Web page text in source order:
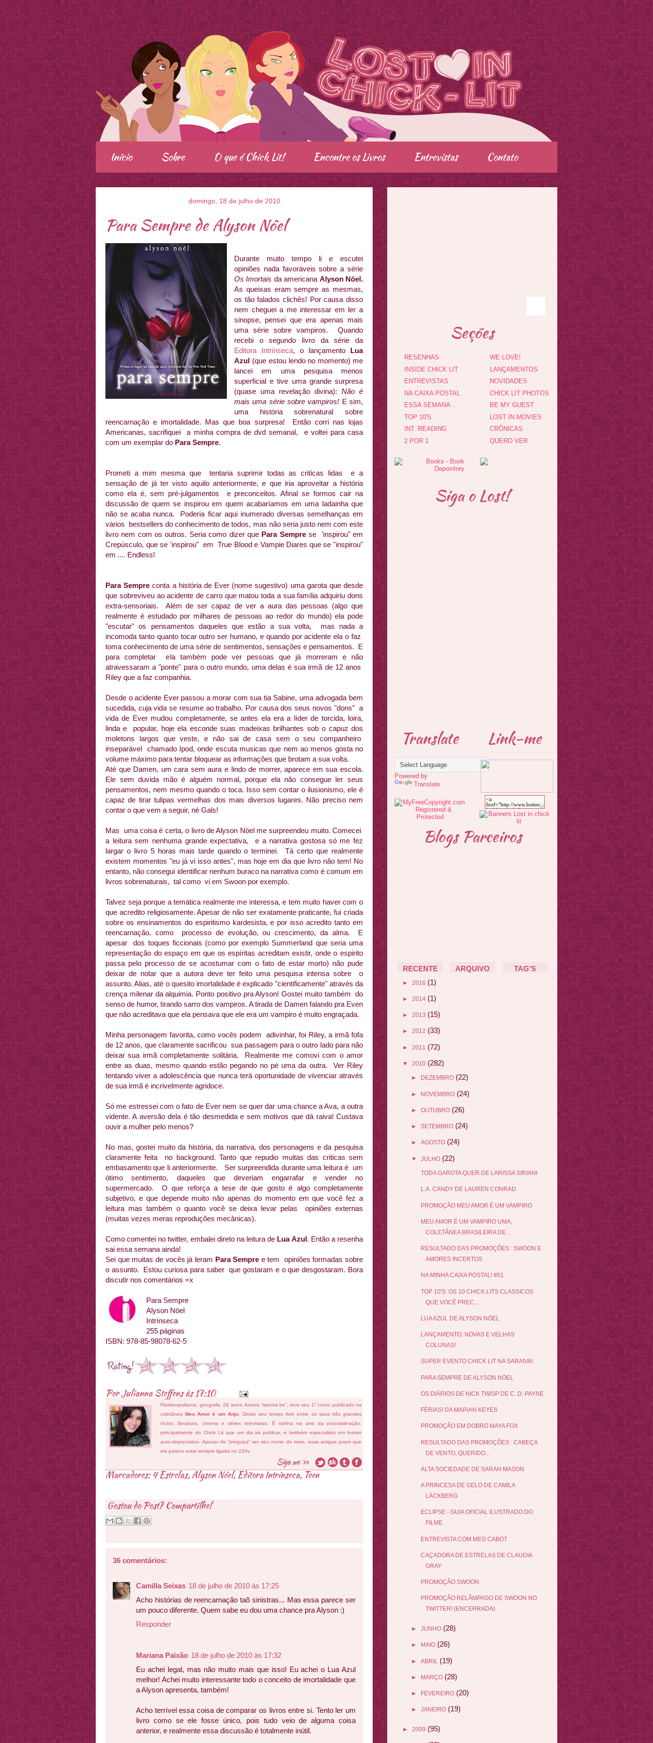
.
Início Sobre O que é Chick Lit! Encontre os Livros Entrevistas Contato
domingo, 18 de julho de 2010
Para Sempre de Alyson Nöel
Durante muito tempo li e escutei
opiniões nada favoráveis sobre a série
Os Imortais da americana Alyson Nöel.
As queixas eram sempre as mesmas,
os tão falados clichês! Por causa disso
nem cheguei a me interessar em ler a
sinopse, pensei que era apenas mais
uma série sobre vampiros. Quando
recebi o segundo livro da série da
Editora Intrínseca, o lançamento Lua
Azul (que estou lendo no momento) me
lancei em uma pesquisa menos
superficial e tive uma grande surpresa
(quase uma revelação divina): Não é
mais uma série sobre vampiros! E sim,
uma história sobrenatural sobre
reencarnação e imortalidade. Mas que boa surpresa! Então corri nas lojas
Americanas, sacrifiquei a minha compra de dvd semanal, e voltei para casa
com um exemplar do Para Sempre.
Prometi a mim mesma que tentaria suprimir todas as criticas lidas e a
sensação de já ter visto aquilo anteriormente, e que iria aproveitar a história
como ela é, sem pré-julgamentos e preconceitos. Afinal se formos cair na
discussão de quem se inspirou em quem acabaríamos em uma ladainha que
não se acaba nunca. Poderia ficar aqui inumerado diversas semelhanças em
vários bestsellers do conhecimento de todos, mas não seria justo nem com este
livro nem com os outros. Seria como dizer que Para Semprese 'inspirou" em
Crepúsculo, que se 'inspirou" em True Blood e Vampie Diares que se "inspirou"
em .... Endless!
Para Sempre conta a história de Ever (nome sugestivo) uma garota que desde
que sobreviveu ao acidente de carro que matou toda a sua família adquiriu dons
extra-sensoriais. Além de ser capaz de ver a aura das pessoas (algo que
realmente é estudado por milhares de pessoas ao redor do mundo) ela pode
"escutar" os pensamentos daqueles que estão a sua volta, mas nada a
incomoda tanto quanto tocar outro ser humano, e quando por acidente ela o faz
toma conhecimento de uma série de sentimentos, sensações e pensamentos. E
para completar ela também pode ver pessoas que já morreram e não
atravessaram a "ponte" para o outro mundo, uma delas é sua irmã de 12 anos
Riley que a faz companhia.
Desde o acidente Ever passou a morar com sua tia Sabine, uma advogada bem
sucedida, cuja vida se resume ao trabalho. Por causa dos seus novos "dons" a
vida de Ever mudou completamente, se antes ela era a líder de torcida, loira,
linda e popular, hoje ela esconde suas madeixas brilhantes sob o capuz dos
moletons largos que veste, e não sai de casa sem o seu companheiro
inseparável chamado Ipod, onde escuta musicas que nem ao menos gosta no
volume máximo para tentar bloquear as informações que brotam a sua volta.
Até que Damen, um cara sem aura e lindo de morrer, aparece em sua escola.
Ele sem duvida mão é alguém normal, porque ela não consegue ler seus
pensamentos, nem mesmo quando o toca. Isso sem contar o ilusionismo, ele é
capaz de tirar tulipas vermelhas dos mais diversos lugares. Não preciso nem
contar o que vem a seguir, né Gals!
Mas uma coisa é certa, o livro de Alyson Nöel me surpreendeu muito. Comecei
a leitura sem nenhuma grande expectativa, e a narrativa gostosa só me fez
largar o livro 5 horas mais tarde quando o terminei. Tá certo que realmente
existem momentos "eu já vi isso antes", mas hoje em dia que livro não tem! No
entanto, não consegui identificar nenhum buraco na narrativa como é comum em
livros sobrenaturais, tal como vi em Swoon por exemplo.
Talvez seja porque a temática realmente me interessa, e tem muito haver com o
que acredito religiosamente. Apesar de não ser exatamente praticante, fui criada
sobre os ensinamentos do espiritismo kardesista, e por isso acredito tanto em
reencarnação, como processo de evolução, ou crescimento, da alma. E
apesar dos toques ficcionais (como por exemplo Summerland que seria uma
representação do espaço em que os espíritas acreditam existir, onde o espirito
passa pelo processo de se acostumar com o fato de estar morto) não pude
deixar de notar que a autora deve ter feito uma pesquisa intensa sobre o
assunto. Alias, até o quesito imortalidade é explicado "cientificamente" através da
crença milenar da alquimia. Ponto positivo pra Alyson! Gostei muito também do
senso de humor, tirando sarro dos vampiros. A tirada de Damen falando pra Even
que não acreditava que ela pensava que ele era um vampiro é muito engraçada.
Minha personagem favorita, como vocês podem adivinhar, foi Riley, a irmã fofa
de 12 anos, que claramente sacrificou sua passagem para o outro lado para não
deixar sua irmã completamente solitária. Realmente me comovi com o amor
entre as duas, mesmo quando estão pegando no pé uma da outra. Ver Riley
tentando viver a adolescência que nunca terá oportunidade de vivenciar através
de sua irmã é incrivelmente agridoce.
Só me estressei com o fato de Ever nem se quer dar uma chance a Ava, a outra
vidente. A aversão dela é tão desmedida e sem motivos que dá raiva! Custava
ouvir a mulher pelo menos?
No mas, gostei muito da história, da narrativa, dos personagens e da pesquisa
claramente feita no background. Tanto que repudio muitas das criticas sem
embasamento que li anteriormente. Ser surpreendida durante uma leitura é um
ótimo sentimento, daqueles que deveriam engarrafar e vender no
supermercado. O que reforça a tese de que gosto é algo completamente
subjetivo, e que depende muito não apenas do momento em que você fez a
leitura mas também o quanto você se deixa levar pelas opiniões externas
(muitas vezes meras reproduções mecânicas).
Como comentei no twitter, embalei direto na leitura de Lua Azul. Então a resenha
sai essa semana ainda!
Sei que muitas de vocês já leram Para Sempre e tem opiniões formadas sobre
o assunto. Estou curiosa para saber que gostaram e o que desgostaram. Bora
discutir nos comentários =x
Para Sempre
Alyson Nöel
Intrínseca
255 páginas
ISBN: 978-85-98078-62-5
PorJulianna Steffensàs17:10
Florianopolitana, geografa, 28 anos. Autora “wanna be”, teve seu 1° conto publicado na
coletâneaMeu Amor é um Anjo. Divide seu tempo livre entre os seus três grandes
vícios: literatura, cinema e séries televisivas. É rainha na arte da procrastinação,
principalmente do Chick Lit que um dia irá publicar, e também especialista em humor
auto-depreciativo. Apesar de “preguiça” ser seu nome do meio, suas amigas juram que
ela parece estar sempre ligada no 220v.
Marcadores:4 Estrelas,Alyson Nöel,Editora Intrínseca, Teen
Gostou do Post? Compartilhe!
36 comentários:
Camilla Seixas 18 de julho de 2010 às 17:25
Acho histórias de reencarnação taõ sinistras... Mas essa parece ser
um pouco diferente. Quem sabe eu dou uma chance pra Alyson :)
Responder
Mariana Paixão 18 de julho de 2010 às 17:32
Eu achei legal, mas não muito mais que isso! Eu achei o Lua Azul
melhor! Achei muito interessante todo o conceito de imortalidade que
a Alyson apresenta, também!
Acho terrível essa coisa de comparar os livros entre si. Tento ler um
livro como se ele fosse único, pois tudo veio de alguma coisa
anterior, e realmente essa discussão é totalmente inútil.
Seções
RESENHAS
INSIDE CHICK LIT
ENTREVISTAS
NA CAIXA POSTAL
ESSA SEMANA ...
TOP 10'S
INT. READING
2 POR 1
WE LOVE!
LANÇAMENTOS
NOVIDADES
CHICK LIT PHOTOS
BE MY GUEST
LOST IN MOVIES
CRÔNICAS
QUERO VER
Siga o Lost!
Translate
Powered by
Translate
Link-me
Blogs Parceiros
RECENTE ARQUIVO TAG'S
► 2016 (1)
► 2014 (1)
► 2013 (15)
► 2012 (33)
► 2011 (72)
▼ 2010 (282)
► DEZEMBRO (22)
► NOVEMBRO (24)
► OUTUBRO (26)
► SETEMBRO (24)
► AGOSTO (24)
▼ JULHO (22)
TODA GAROTA QUER DE LARISSA SIRIANI
L.A. CANDY DE LAUREN CONRAD
PROMOÇÃO MEU AMOR É UM VAMPIRO
MEU AMOR É UM VAMPIRO UMA,
COLETÂNEA BRASILEIRA DE...
RESULTADO DAS PROMOÇÕES : SWOON E
AMORES INCERTOS
NA MINHA CAIXA POSTAL! #01
TOP 10'S: OS 10 CHICK LITS CLASSICOS
QUE VOCÊ PREC...
LUA AZUL DE ALYSON NÖEL
LANÇAMENTO, NOVAS E VELHAS
COLUNAS!
SUPER EVENTO CHICK LIT NA SARAIVA!
PARA SEMPRE DE ALYSON NÖEL
OS DIÁRIOS DE NICK TWISP DE C. D. PAYNE
FÉRIAS! DA MARIAN KEYES
PROMOÇÃO EM DOBRO MAYA FOX
RESULTADO DAS PROMOÇÕES : CABEÇA
DE VENTO, QUERIDO...
ALTA SOCIEDADE DE SARAH MASON
A PRINCESA DE GELO DE CAMILA
LÄCKBERG
ECLIPSE - GUIA OFICIAL ILUSTRADO DO
FILME
ENTREVISTA COM MEG CABOT
CAÇADORA DE ESTRELAS DE CLAUDIA
GRAY
PROMOÇÃO SWOON
PROMOÇÃO RELÂMPAGO DE SWOON NO
TWITTER! (ENCERRADA)
► JUNHO (28)
► MAIO (26)
► ABRIL (19)
► MARÇO (28)
► FEVEREIRO (20)
► JANEIRO (19)
► 2009 (95)